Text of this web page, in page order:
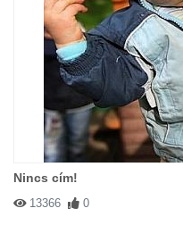
Nincs cím!
13366 0